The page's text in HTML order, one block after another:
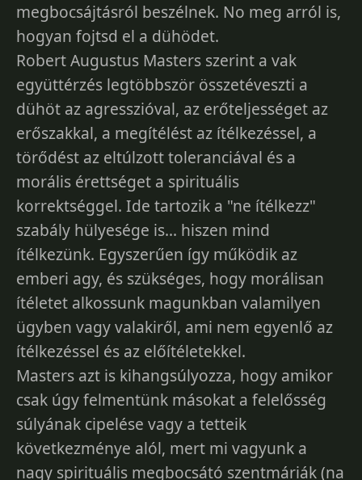
megbocsájtásról beszélnek. No meg arról is,
hogyan fojtsd el a dühödet.
Robert Augustus Masters szerint a vak
együttérzés legtöbbször összetéveszti a
dühöt az agresszióval, az erőteljességet az
erőszakkal, a megítélést az ítélkezéssel, a
törődést az eltúlzott toleranciával és a
morális érettséget a spirituális
korrektséggel. Ide tartozik a "ne ítélkezz"
szabály hülyesége is... hiszen mind
ítélkezünk. Egyszerűen így működik az
emberi agy, és szükséges, hogy morálisan
ítéletet alkossunk magunkban valamilyen
ügyben vagy valakiről, ami nem egyenlő az
ítélkezéssel és az előítéletekkel.
Masters azt is kihangsúlyozza, hogy amikor
csak úgy felmentünk másokat a felelősség
súlyának cipelése vagy a tetteik
következménye alól, mert mi vagyunk a
nagy spirituális megbocsátó szentmáriák (na